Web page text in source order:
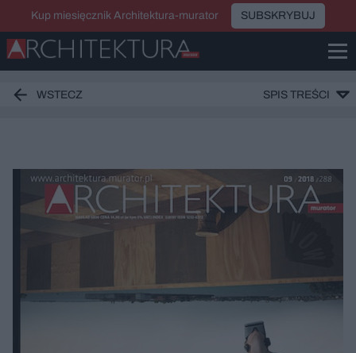
Kup miesięcznik Architektura-murator SUBSKRYBUJ
WSTECZ SPIS TREŚCI